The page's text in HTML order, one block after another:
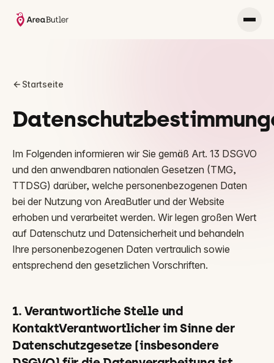
Startseite
Im Folgenden informieren wir Sie gemäß Art. 13 DSGVO
und den anwendbaren nationalen Gesetzen (TMG,
TTDSG) darüber, welche personenbezogenen Daten
bei der Nutzung von AreaButler und der Website
erhoben und verarbeitet werden. Wir legen großen Wert
auf Datenschutz und Datensicherheit und behandeln
Ihre personenbezogenen Daten vertraulich sowie
entsprechend den gesetzlichen Vorschriften.
1. Verantwortliche Stelle und
KontaktVerantwortlicher im Sinne der
Datenschutzgesetze (insbesondere